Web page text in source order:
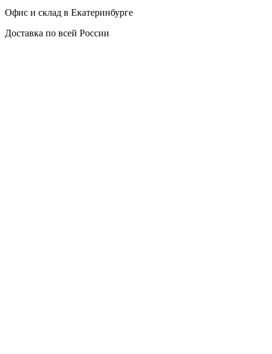
Офис и склад в Екатеринбурге
Доставка по всей России